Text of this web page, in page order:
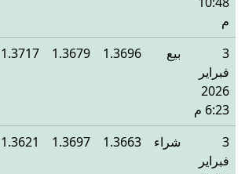
م
3
فبراير
2026
6:23 م
بيع 1.3696
1.3679
1.3717
3
فبراير
شراء 1.3663
1.3697
1.3621